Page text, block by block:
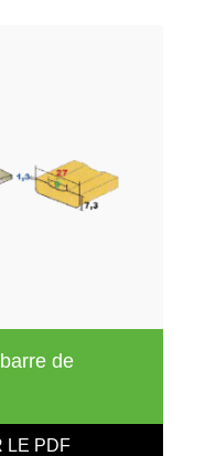
de
LE PDF